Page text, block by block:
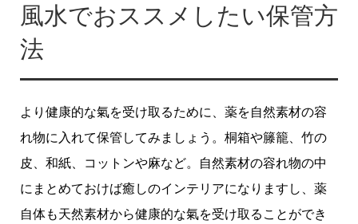
風水でおススメしたい保管方
法
より健康的な氣を受け取るために、薬を自然素材の容
れ物に入れて保管してみましょう。桐箱や籐籠、竹の
皮、和紙、コットンや麻など。自然素材の容れ物の中
にまとめておけば癒しのインテリアになりますし、薬
自体も天然素材から健康的な氣を受け取ることができ